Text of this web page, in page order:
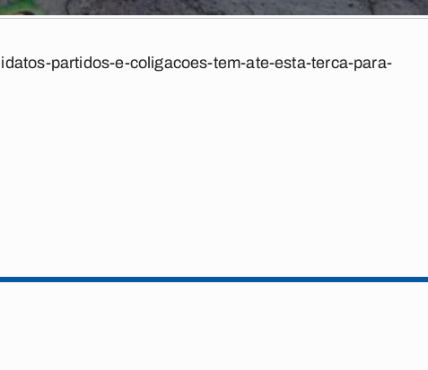
partidos-e-coligacoes-tem-ate-esta-terca-para-